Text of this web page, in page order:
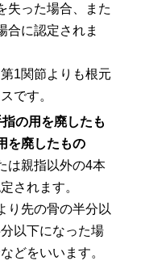
失った場合、また
合に認定されま
1関節よりも根元
です。
の用を廃したも
を廃したもの
は親指以外の4本
されます。
り先の骨の半分以
以下になった場
どをいいます。